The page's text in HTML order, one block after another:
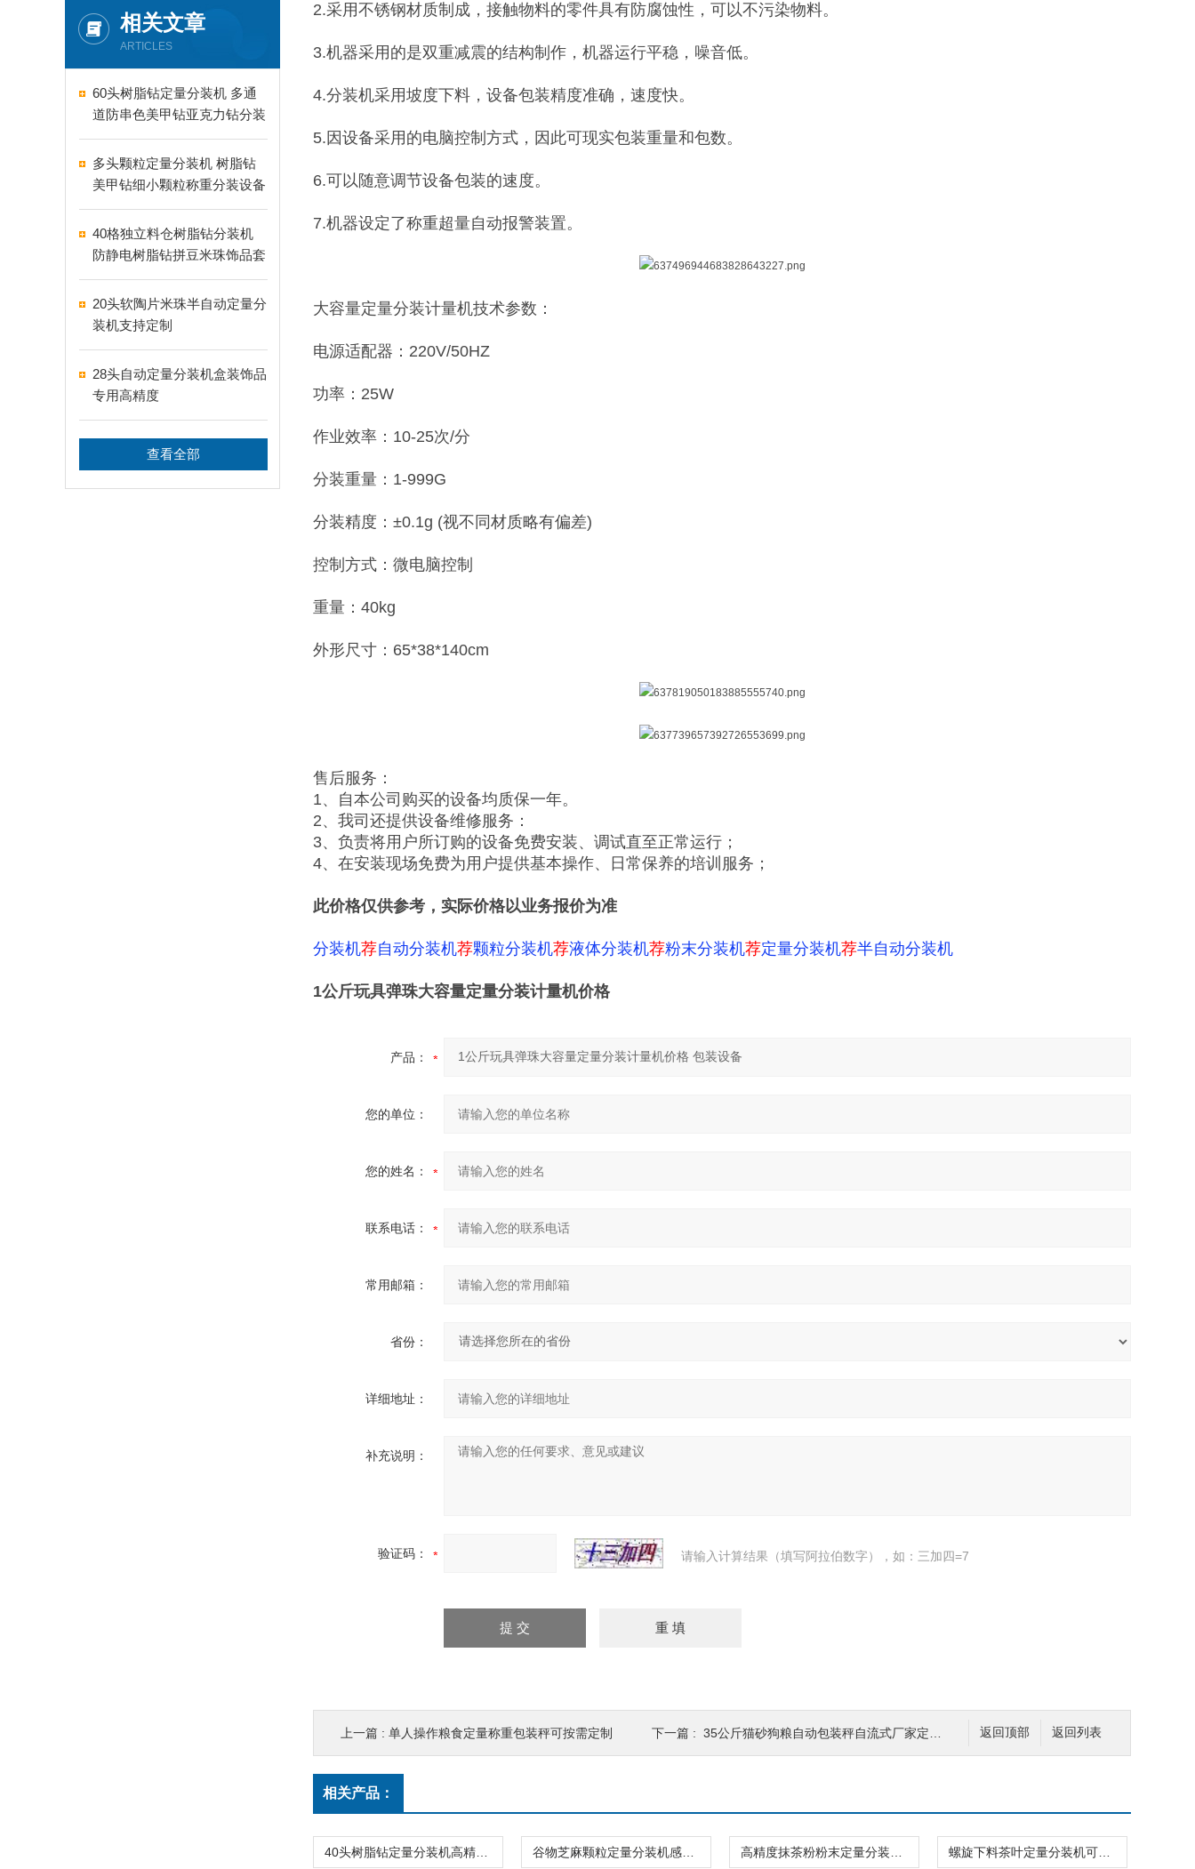
相关文章
ARTICLES
60头树脂钻定量分装机 多通
道防串色美甲钻亚克力钻分装
机
多头颗粒定量分装机 树脂钻
美甲钻细小颗粒称重分装设备
支持24-60头定制
40格独立料仓树脂钻分装机
防静电树脂钻拼豆米珠饰品套
盒分装设备
20头软陶片米珠半自动定量分
装机支持定制
28头自动定量分装机盒装饰品
专用高精度
查看全部
2.采用不锈钢材质制成，接触物料的零件具有防腐蚀性，可以不污染物料。
3.机器采用的是双重减震的结构制作，机器运行平稳，噪音低。
4.分装机采用坡度下料，设备包装精度准确，速度快。
5.因设备采用的电脑控制方式，因此可现实包装重量和包数。
6.可以随意调节设备包装的速度。
7.机器设定了称重超量自动报警装置。
大容量定量分装计量机技术参数：
电源适配器：220V/50HZ
功率：25W
作业效率：10-25次/分
分装重量：1-999G
分装精度：±0.1g (视不同材质略有偏差)
控制方式：微电脑控制
重量：40kg
外形尺寸：65*38*140cm
售后服务：
1、自本公司购买的设备均质保一年。
2、我司还提供设备维修服务：
3、负责将用户所订购的设备免费安装、调试直至正常运行；
4、在安装现场免费为用户提供基本操作、日常保养的培训服务；
此价格仅供参考，实际价格以业务报价为准
分装机荐自动分装机荐颗粒分装机荐液体分装机荐粉末分装机荐定量分装机荐半自动分装机
1公斤玩具弹珠大容量定量分装计量机价格
产品：
您的单位：
您的姓名：
联系电话：
常用邮箱：
省份：
详细地址：
补充说明：
验证码： 请输入计算结果（填写阿拉伯数字），如：三加四=7
返回列表
返回顶部
上一篇 : 单人操作粮食定量称重包装秤可按需定制 下一篇 : 35公斤猫砂狗粮自动包装秤自流式厂家定制 包装设备
相关产品：